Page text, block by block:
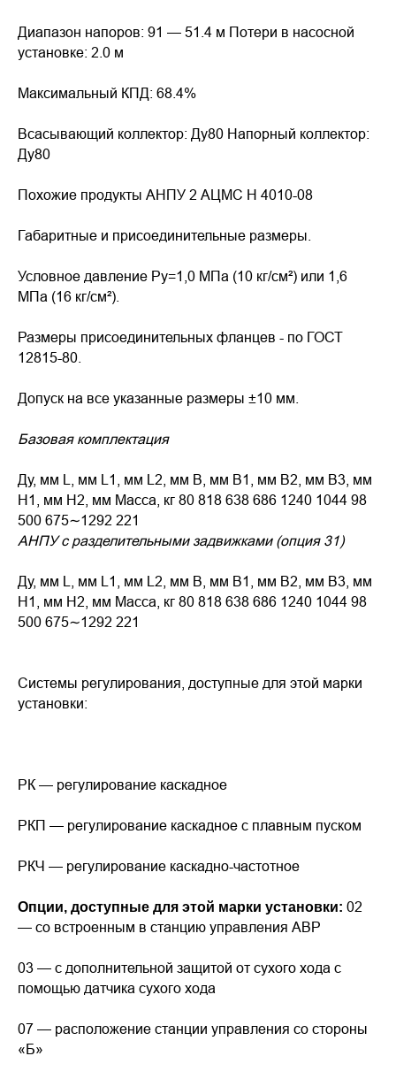
Диапазон напоров: 91 — 51.4 м Потери в насосной
установке: 2.0 м
Максимальный КПД: 68.4%
Всасывающий коллектор: Ду80 Напорный коллектор:
Ду80
Похожие продукты АНПУ 2 АЦМС Н 4010-08
Габаритные и присоединительные размеры.
Условное давление Pу=1,0 МПа (10 кг/см²) или 1,6
МПа (16 кг/см²).
Размеры присоединительных фланцев - по ГОСТ
12815-80.
Допуск на все указанные размеры ±10 мм.
Базовая комплектация
Ду, мм L, мм L1, мм L2, мм B, мм B1, мм B2, мм B3, мм
H1, мм H2, мм Масса, кг 80 818 638 686 1240 1044 98
500 675∼1292 221
АНПУ с разделительными задвижками (опция 31)
Ду, мм L, мм L1, мм L2, мм B, мм B1, мм B2, мм B3, мм
H1, мм H2, мм Масса, кг 80 818 638 686 1240 1044 98
500 675∼1292 221
Системы регулирования, доступные для этой марки
установки:
РК — регулирование каскадное
РКП — регулирование каскадное с плавным пуском
РКЧ — регулирование каскадно-частотное
Опции, доступные для этой марки установки: 02
— со встроенным в станцию управления АВР
03 — с дополнительной защитой от сухого хода с
помощью датчика сухого хода
07 — расположение станции управления со стороны
«Б»